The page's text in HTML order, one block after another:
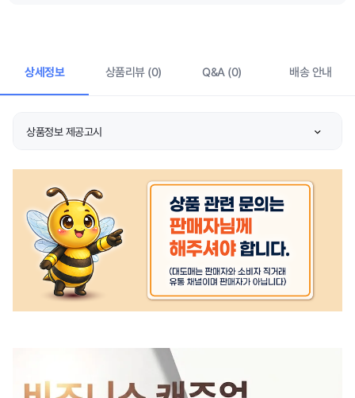
상세정보 상품리뷰 (0) Q&A (0) 배송 안내
상품정보 제공고시
제품의 주소재 상품 상세설명 참조
색상 상품 상세설명 참조
치수 상품 상세설명 참조
제조자/수입자
제조국 상품 상세설명 참조
상품 상세설명 참조
A/S 책임자와 전화번호 상품 상세설명 참조